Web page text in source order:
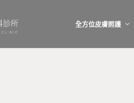
全方位皮膚照護